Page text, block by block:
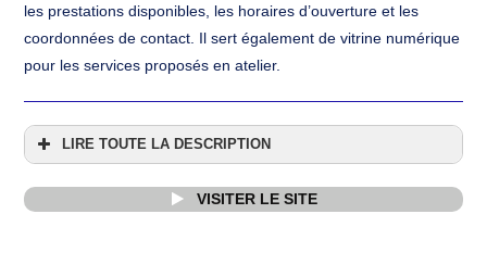
les prestations disponibles, les horaires d’ouverture et les
coordonnées de contact. Il sert également de vitrine numérique
pour les services proposés en atelier.
LIRE TOUTE LA DESCRIPTION
VISITER LE SITE